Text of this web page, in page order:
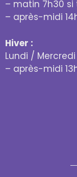
– matin 7h30
– après-midi
Hiver :
Lundi /
– après-midi